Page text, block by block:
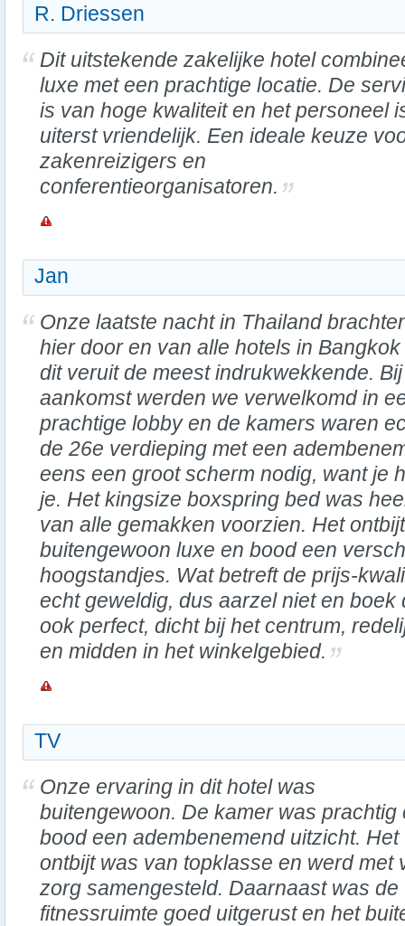
R. Driessen
Dit uitstekende zakelijke hotel
luxe met een prachtige locatie. De
is van hoge kwaliteit en het personeel
uiterst vriendelijk. Een ideale keuze
zakenreizigers en
conferentieorganisatoren.
Jan
Onze laatste nacht in Thailand
hier door en van alle hotels in
dit veruit de meest indrukwekkende. Bij
aankomst werden we verwelkomd in
prachtige lobby en de kamers waren
de 26e verdieping met een
eens een groot scherm nodig, want je
je. Het kingsize boxspring bed was
van alle gemakken voorzien. Het
buitengewoon luxe en bood een
hoogstandjes. Wat betreft de prijs-
echt geweldig, dus aarzel niet en boek
ook perfect, dicht bij het centrum,
en midden in het winkelgebied.
TV
Onze ervaring in dit hotel was
buitengewoon. De kamer was prachtig
bood een adembenemend uitzicht. Het
ontbijt was van topklasse en werd met
zorg samengesteld. Daarnaast was de
fitnessruimte goed uitgerust en het